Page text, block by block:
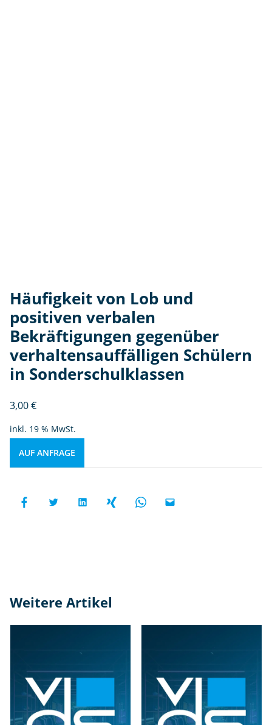
Häufigkeit von Lob und
positiven verbalen
Bekräftigungen gegenüber
verhaltensauffälligen Schülern
in Sonderschulklassen
3,00€
inkl. 19 % MwSt.
AUF ANFRAGE
Weitere Artikel